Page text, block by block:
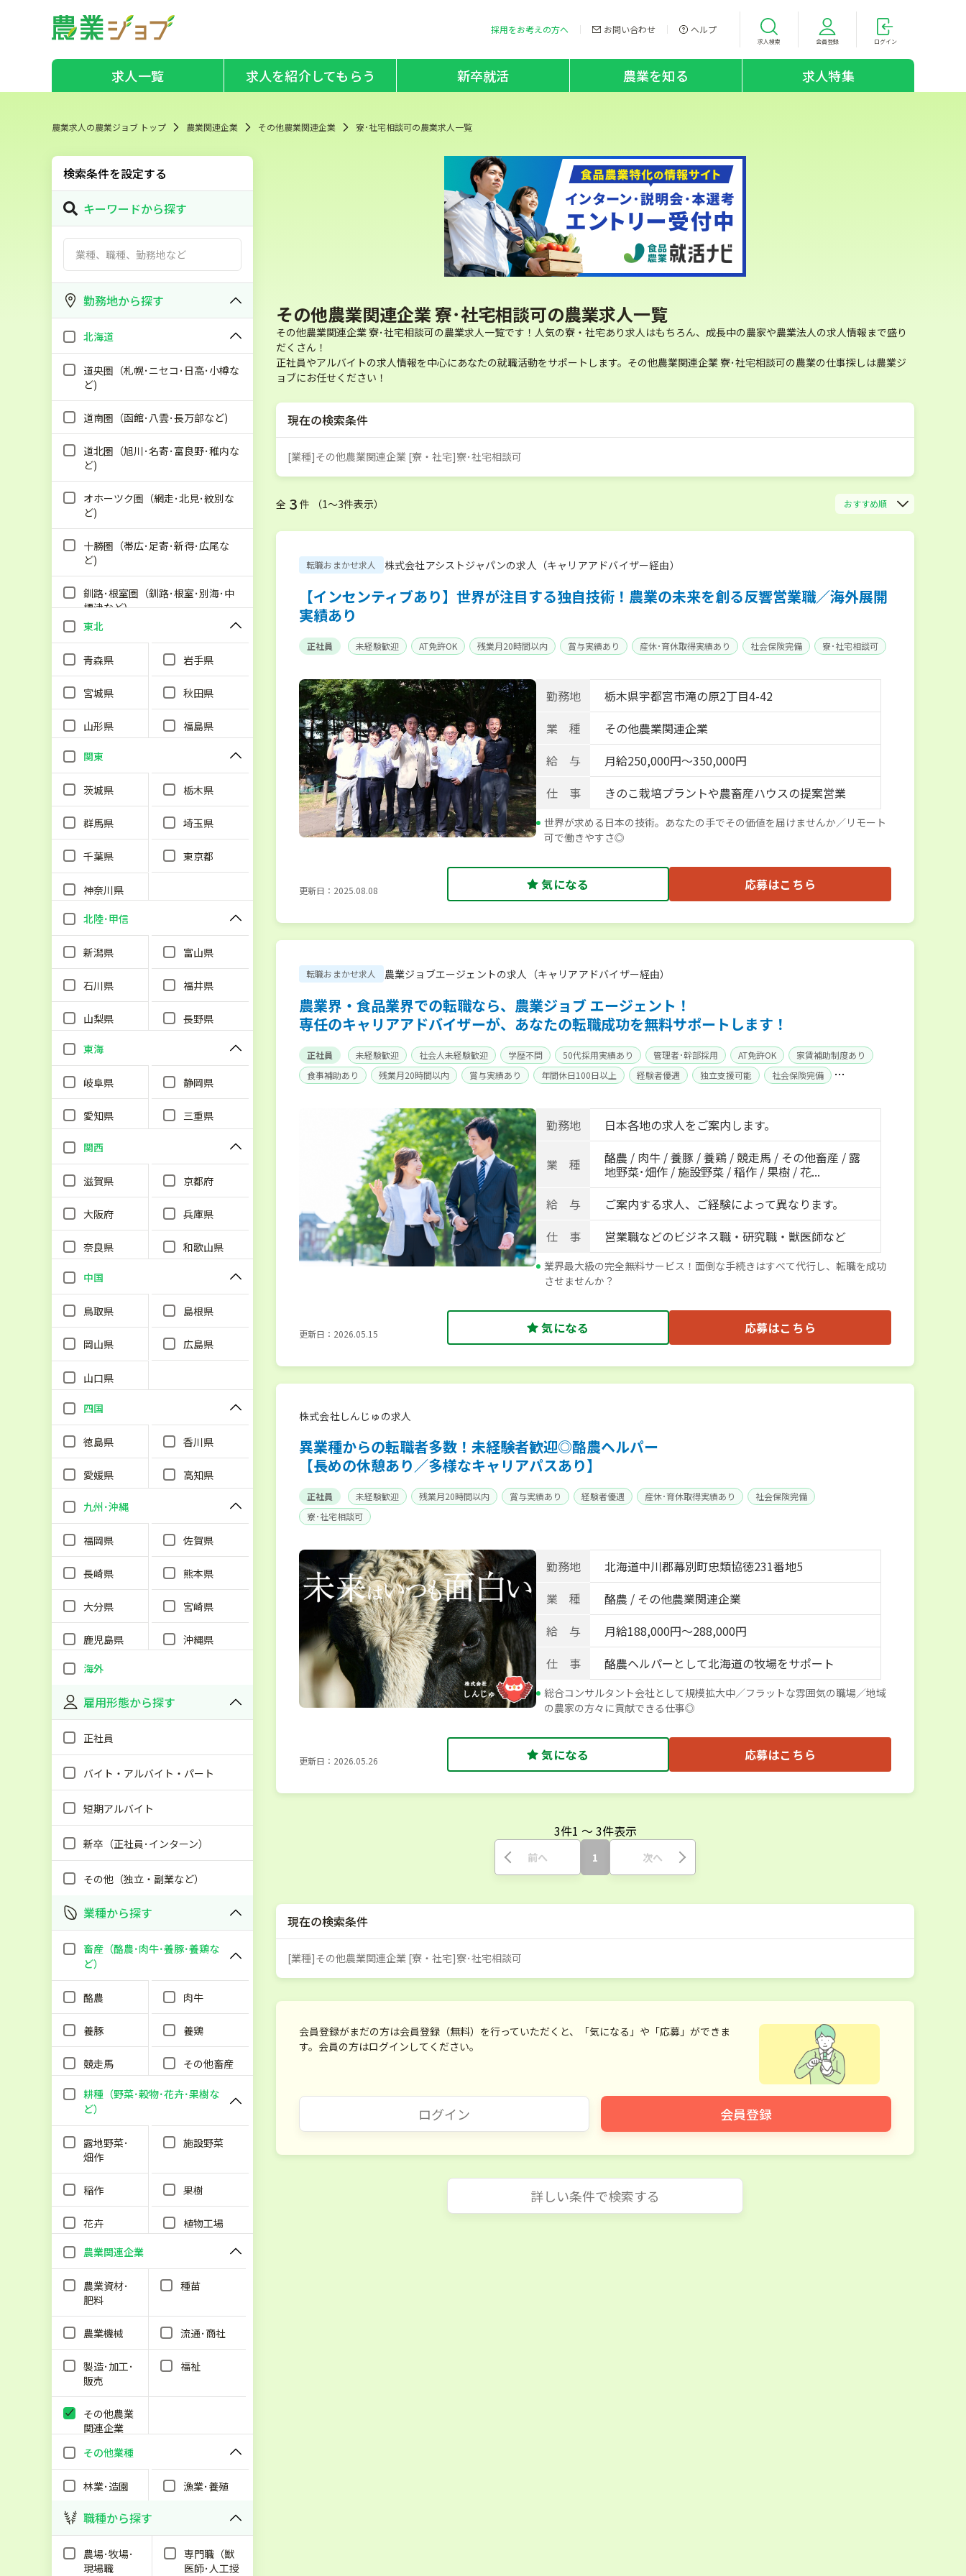
採用をお考えの方へ お問い合わせ ヘルプ
求人検索 会員登録 ログイン
求人一覧 求人を紹介してもらう 新卒就活 農業を知る 求人特集
農業求人の農業ジョブ トップ 農業関連企業 その他農業関連企業 寮･社宅相談可の農業求人一覧
検索条件を設定する
キーワードから探す
勤務地から探す
北海道
道央圏（札幌･ニセコ･日高･小樽な
ど)
道南圏（函館･八雲･長万部など)
道北圏（旭川･名寄･富良野･稚内な
ど)
オホーツク圏（網走･北見･紋別な
ど)
十勝圏（帯広･足寄･新得･広尾な
ど)
釧路･根室圏（釧路･根室･別海･中
標津など)
東北
青森県 岩手県
宮城県 秋田県
山形県 福島県
関東
茨城県 栃木県
群馬県 埼玉県
千葉県 東京都
神奈川県
北陸･甲信
新潟県 富山県
石川県 福井県
山梨県 長野県
東海
岐阜県 静岡県
愛知県 三重県
関西
滋賀県 京都府
大阪府 兵庫県
奈良県 和歌山県
中国
鳥取県 島根県
岡山県 広島県
山口県
四国
徳島県 香川県
愛媛県 高知県
九州･沖縄
福岡県 佐賀県
長崎県 熊本県
大分県 宮崎県
鹿児島県
沖縄県
海外
雇用形態から探す
正社員
バイト・アルバイト・パート
短期アルバイト
新卒（正社員･インターン）
その他（独立・副業など）
業種から探す
畜産（酪農･肉牛･養豚･養鶏な
ど）
酪農 肉牛
養豚 養鶏
競走馬 その他畜産
耕種（野菜･穀物･花卉･果樹な
ど）
露地野菜･
畑作
施設野菜
稲作 果樹
花卉
植物工場
農業関連企業
農業資材･
肥料
種苗
農業機械 流通･商社
製造･加工･
販売
福祉
その他農業
関連企業
その他業種
林業･造園 漁業･養殖
職種から探す
農場･牧場･
現場職
専門職（獣
医師･人工授
その他農業関連企業 寮･社宅相談可の農業求人一覧
その他農業関連企業 寮･社宅相談可の農業求人一覧です！人気の寮・社宅あり求人はもちろん、成長中の農家や農業法人の求人情報まで盛り
だくさん！
正社員やアルバイトの求人情報を中心にあなたの就職活動をサポートします。その他農業関連企業 寮･社宅相談可の農業の仕事探しは農業ジ
ョブにお任せください！
現在の検索条件
[業種]その他農業関連企業 [寮・社宅]寮･社宅相談可
全 3 件 （1〜3件表示） おすすめ順
転職おまかせ求人 株式会社アシストジャパンの求人（キャリアアドバイザー経由）
【インセンティブあり】世界が注目する独自技術！農業の未来を創る反響営業職／海外展開
実績あり
正社員 未経験歓迎 AT免許OK 残業月20時間以内 賞与実績あり 産休･育休取得実績あり 社会保険完備 寮･社宅相談可
勤務地
栃木県宇都宮市滝の原2丁目4-42
業 種
その他農業関連企業
給 与
月給250,000円～350,000円
仕 事
きのこ栽培プラントや農畜産ハウスの提案営業
世界が求める日本の技術。あなたの手でその価値を届けませんか／リモート
可で働きやすさ◎
更新日：2025.08.08 気になる 応募はこちら
転職おまかせ求人 農業ジョブエージェントの求人（キャリアアドバイザー経由）
農業界・食品業界での転職なら、農業ジョブ エージェント！
専任のキャリアアドバイザーが、あなたの転職成功を無料サポートします！
正社員 未経験歓迎 社会人未経験歓迎 学歴不問 50代採用実績あり 管理者･幹部採用 AT免許OK
家賃補助制度あり
食事補助あり
残業月20時間以内 賞与実績あり 年間休日100日以上 経験者優遇 独立支援可能
社会保険完備
勤務地 日本各地の求人をご案内します。
業 種
酪農 / 肉牛 / 養豚 / 養鶏 / 競走馬 / その他畜産 / 露
地野菜･畑作 / 施設野菜 / 稲作 / 果樹 / 花...
給 与
ご案内する求人、ご経験によって異なります。
仕 事
営業職などのビジネス職・研究職・獣医師など
業界最大級の完全無料サービス！面倒な手続きはすべて代行し、転職を成功
させませんか？
更新日：2026.05.15 気になる 応募はこちら
株式会社しんじゅの求人
異業種からの転職者多数！未経験者歓迎◎酪農ヘルパー
【長めの休憩あり／多様なキャリアパスあり】
正社員 未経験歓迎 残業月20時間以内 賞与実績あり 経験者優遇 産休･育休取得実績あり
社会保険完備
寮･社宅相談可
勤務地
北海道中川郡幕別町忠類協徳231番地5
業 種
酪農 / その他農業関連企業
給 与
月給188,000円～288,000円
仕 事
酪農ヘルパーとして北海道の牧場をサポート
総合コンサルタント会社として規模拡大中／フラットな雰囲気の職場／地域
の農家の方々に貢献できる仕事◎
更新日：2026.05.26 気になる 応募はこちら
3件1 〜3件表示
前へ 1 次へ
現在の検索条件
[業種]その他農業関連企業 [寮・社宅]寮･社宅相談可
会員登録がまだの方は会員登録（無料）を行っていただくと、「気になる」や「応募」ができま
す。会員の方はログインしてください。
ログイン 会員登録
詳しい条件で検索する